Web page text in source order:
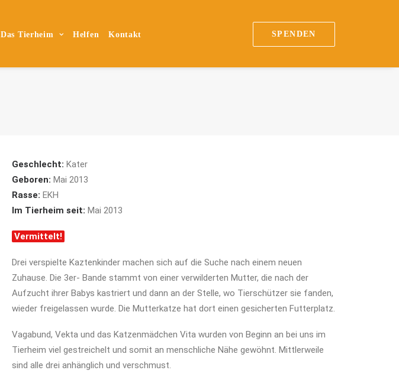
Das Tierheim Helfen Kontakt SPENDEN
Geschlecht: Kater
Geboren: Mai 2013
Rasse: EKH
Im Tierheim seit: Mai 2013
Vermittelt!
Drei verspielte Kaztenkinder machen sich auf die Suche nach einem neuen
Zuhause. Die 3er- Bande stammt von einer verwilderten Mutter, die nach der
Aufzucht ihrer Babys kastriert und dann an der Stelle, wo Tierschützer sie fanden,
wieder freigelassen wurde. Die Mutterkatze hat dort einen gesicherten Futterplatz.
Vagabund, Vekta und das Katzenmädchen Vita wurden von Beginn an bei uns im
Tierheim viel gestreichelt und somit an menschliche Nähe gewöhnt. Mittlerweile
sind alle drei anhänglich und verschmust.